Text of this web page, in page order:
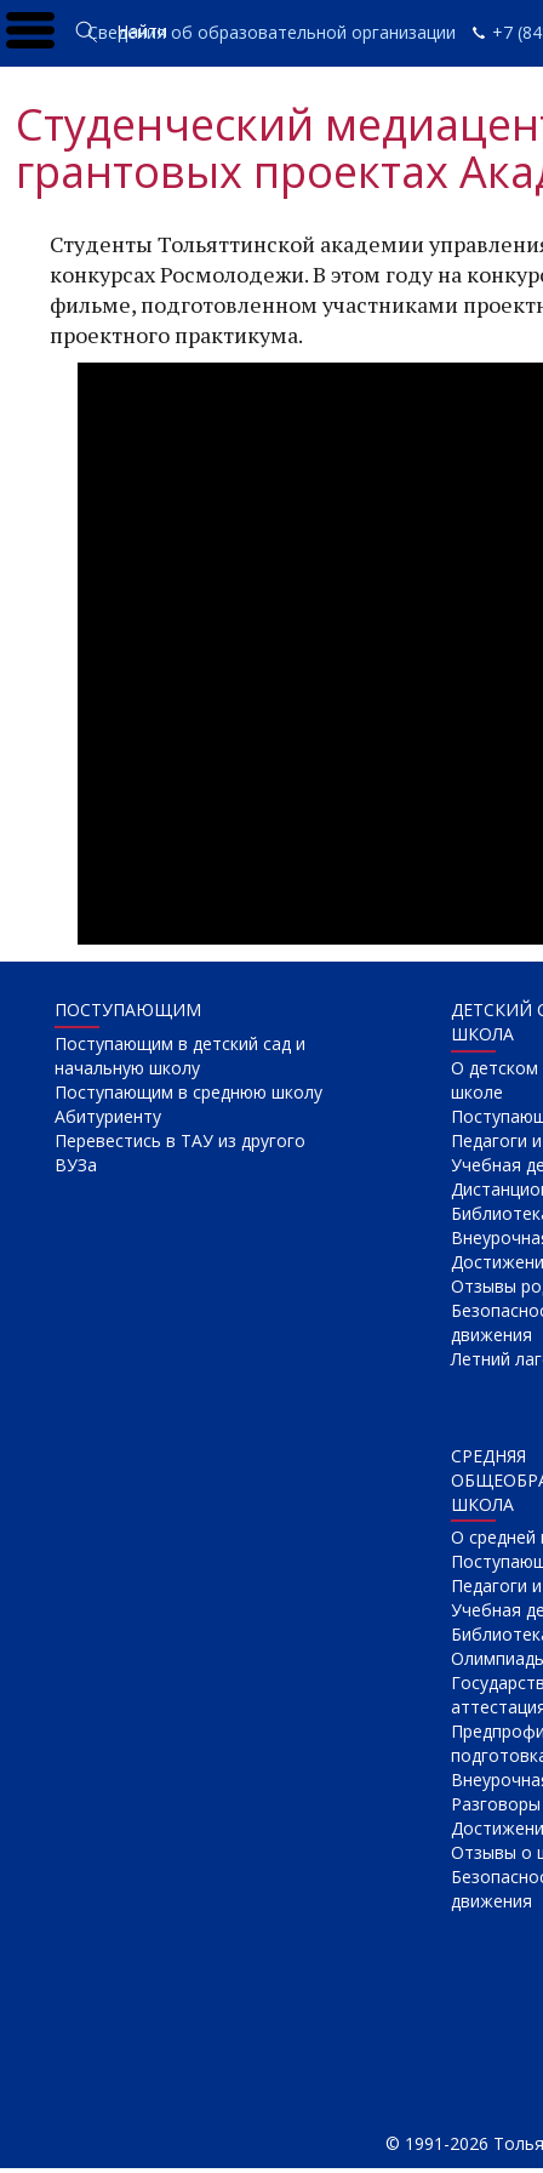
Найти
Сведения об образовательной организации +7
Студенческий
грантовых проектах
Студенты Тольяттинской академии
конкурсах Росмолодежи. В этом году на
фильме, подготовленном участниками
проектного практикума.
ПОСТУПАЮЩИМ
Поступающим в детский сад и
начальную школу
Поступающим в среднюю школу
Абитуриенту
Перевестись в ТАУ из другого
ВУЗа
ДЕТСКИЙ
ШКОЛА
О детском
школе
Педагоги
Учебная
Отзывы
движения
Летний
СРЕДНЯЯ
ШКОЛА
О cредней
Педагоги
Учебная
Отзывы о
движения
© 1991-2026